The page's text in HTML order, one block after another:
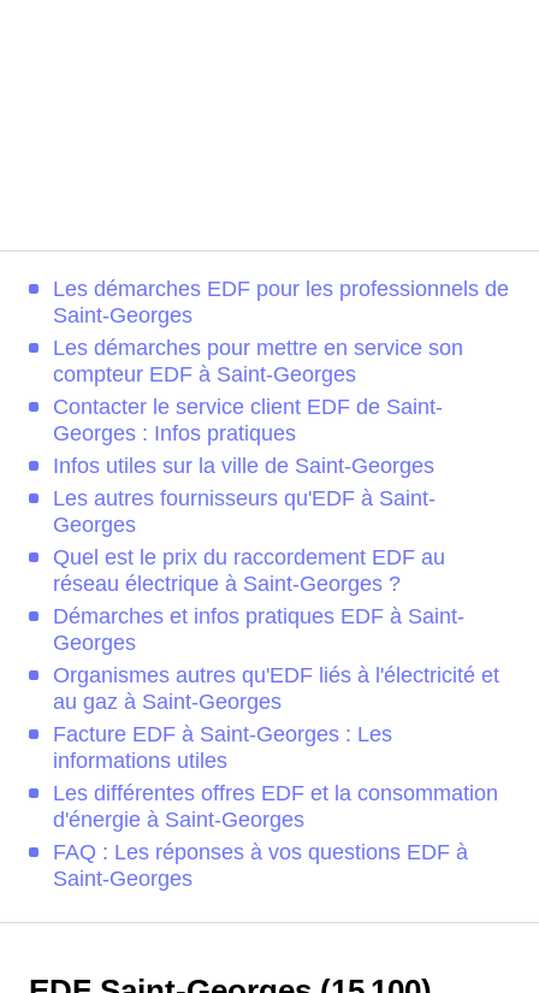
Les démarches EDF pour les professionnels de
Saint-Georges
Les démarches pour mettre en service son
compteur EDF à Saint-Georges
Contacter le service client EDF de Saint-
Georges : Infos pratiques
Infos utiles sur la ville de Saint-Georges
Les autres fournisseurs qu'EDF à Saint-
Georges
Quel est le prix du raccordement EDF au
réseau électrique à Saint-Georges ?
Démarches et infos pratiques EDF à Saint-
Georges
Organismes autres qu'EDF liés à l'électricité et
au gaz à Saint-Georges
Facture EDF à Saint-Georges : Les
informations utiles
Les différentes offres EDF et la consommation
d'énergie à Saint-Georges
FAQ : Les réponses à vos questions EDF à
Saint-Georges